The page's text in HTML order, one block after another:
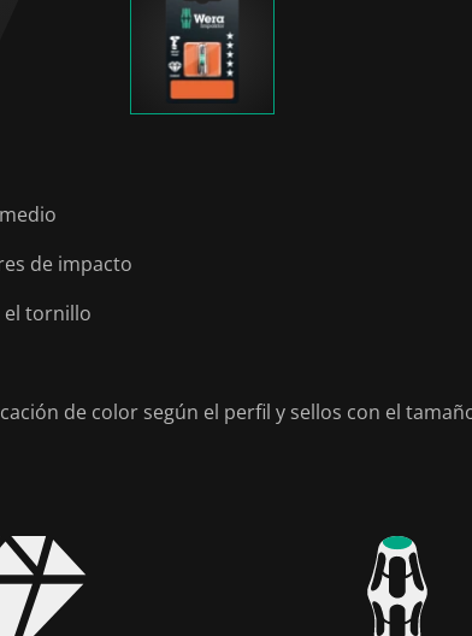
de impacto
el tornillo
de color según el perfil y sellos con el